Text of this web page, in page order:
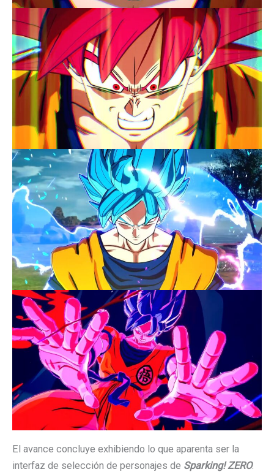
El avance concluye exhibiendo lo que aparenta ser la
interfaz de selección de personajes de Sparking! ZERO.